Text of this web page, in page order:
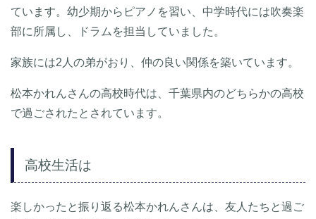
ています。幼少期からピアノを習い、中学時代には吹奏楽
部に所属し、ドラムを担当していました。
家族には2人の弟がおり、仲の良い関係を築いています。
松本かれんさんの高校時代は、千葉県内のどちらかの高校
で過ごされたとされています。
高校生活は
楽しかったと振り返る松本かれんさんは、友人たちと過ご